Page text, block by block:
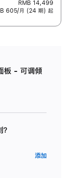
RMB 14,499
605/月 (24 期) 起
- 可调倾
添加